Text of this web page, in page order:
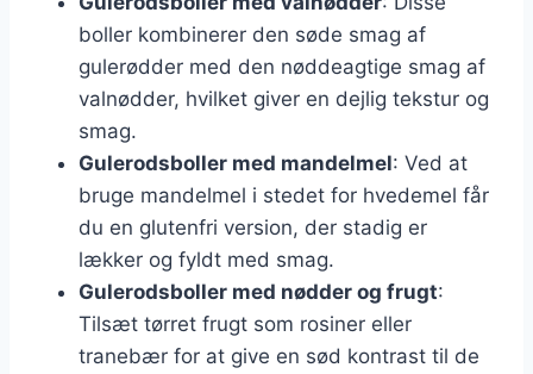
boller kombinerer den søde smag af
gulerødder med den nøddeagtige smag af
valnødder, hvilket giver en dejlig tekstur og
smag.
Gulerodsboller med mandelmel: Ved at
bruge mandelmel i stedet for hvedemel får
du en glutenfri version, der stadig er
lækker og fyldt med smag.
Gulerodsboller med nødder og frugt:
Tilsæt tørret frugt som rosiner eller
tranebær for at give en sød kontrast til de